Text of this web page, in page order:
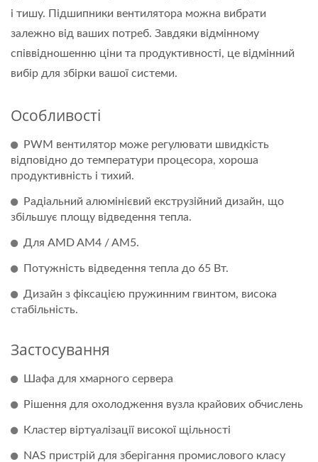
і тишу. Підшипники вентилятора можна вибрати
залежно від ваших потреб. Завдяки відмінному
співвідношенню ціни та продуктивності, це відмінний
вибір для збірки вашої системи.
Особливості
PWM вентилятор може регулювати швидкість
відповідно до температури процесора, хороша
продуктивність і тихий.
Радіальний алюмінієвий екструзійний дизайн, що
збільшує площу відведення тепла.
Для AMD AM4 / AM5.
Потужність відведення тепла до 65 Вт.
Дизайн з фіксацією пружинним гвинтом, висока
стабільність.
Застосування
Шафа для хмарного сервера
Рішення для охолодження вузла крайових обчислень
Кластер віртуалізації високої щільності
NAS пристрій для зберігання промислового класу